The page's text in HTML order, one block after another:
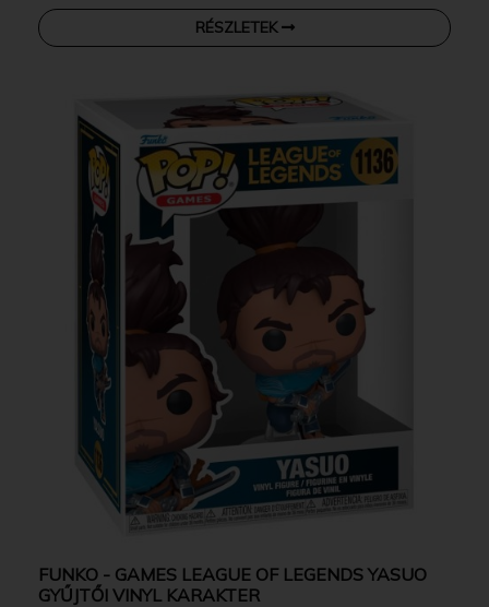
RÉSZLETEK
FUNKO - GAMES LEAGUE OF LEGENDS YASUO
GYŰJTŐI VINYL KARAKTER